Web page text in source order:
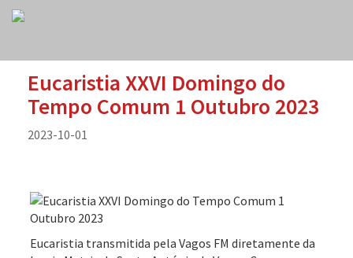
Eucaristia XXVI Domingo do
Tempo Comum 1 Outubro 2023
2023-10-01
Eucaristia transmitida pela Vagos FM diretamente da